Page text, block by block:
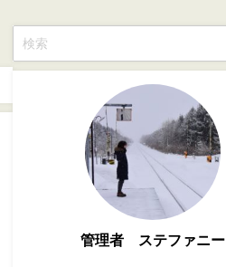
管理者 ステファニー